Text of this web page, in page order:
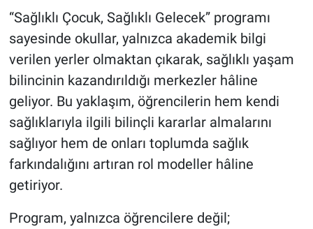
“Sağlıklı Çocuk, Sağlıklı Gelecek” programı
sayesinde okullar, yalnızca akademik bilgi
verilen yerler olmaktan çıkarak, sağlıklı yaşam
bilincinin kazandırıldığı merkezler hâline
geliyor. Bu yaklaşım, öğrencilerin hem kendi
sağlıklarıyla ilgili bilinçli kararlar almalarını
sağlıyor hem de onları toplumda sağlık
farkındalığını artıran rol modeller hâline
getiriyor.
Program, yalnızca öğrencilere değil;